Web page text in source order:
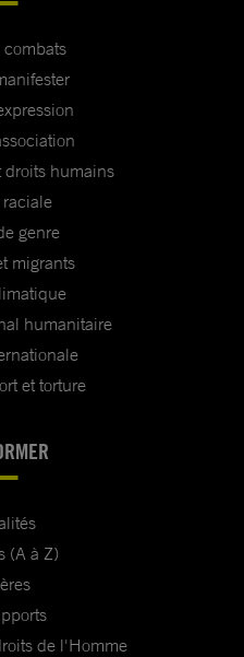
combats
droits humains
genre
migrants
humanitaire
et torture
(A à Z)
de l'Homme